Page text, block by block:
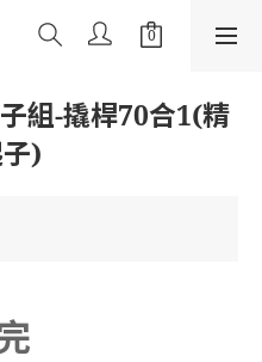
組-撬桿70合1(精
)